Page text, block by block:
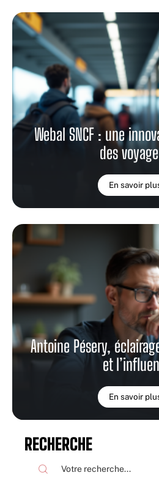
Webal SNCF : une
des
En savoir
Antoine Pésery,
et
En savoir
RECHERCHE